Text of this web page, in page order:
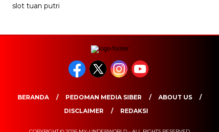
slot tuan putri
BERANDA PEDOMAN MEDIA SIBER
ABOUT US
DISCLAIMER
REDAKSI